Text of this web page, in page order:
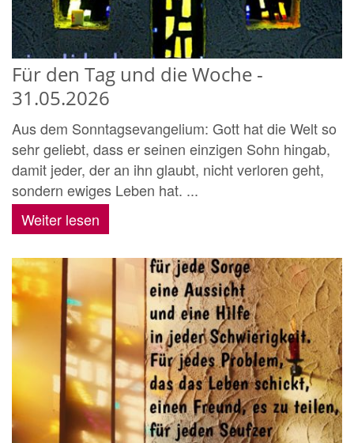
Für den Tag und die Woche -
31.05.2026
Aus dem Sonntagsevangelium: Gott hat die Welt so
sehr geliebt, dass er seinen einzigen Sohn hingab,
damit jeder, der an ihn glaubt, nicht verloren geht,
sondern ewiges Leben hat. ...
Weiter lesen